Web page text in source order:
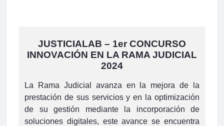
JUSTICIALAB – 1er CONCURSO
INNOVACIÓN EN LA RAMA JUDICIAL
2024
La Rama Judicial avanza en la mejora de la
prestación de sus servicios y en la optimización
de su gestión mediante la incorporación de
soluciones digitales, este avance se encuentra